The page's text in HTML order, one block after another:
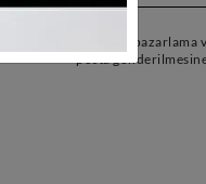
Tarafıma pazarlama
posta